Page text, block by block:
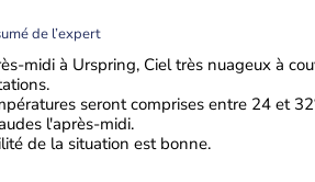
de l’expert
midi à Urspring, Ciel très nuageux à
seront comprises entre 24 et
l'après-midi.
de la situation est bonne.